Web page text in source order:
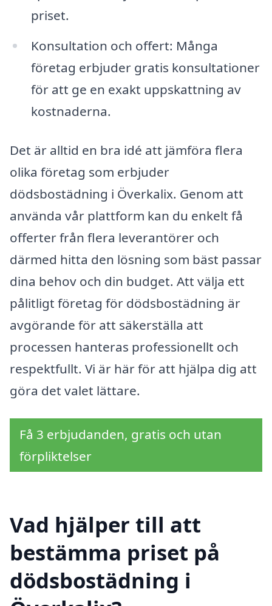
priset.
Konsultation och offert: Många
företag erbjuder gratis konsultationer
för att ge en exakt uppskattning av
kostnaderna.
Det är alltid en bra idé att jämföra flera
olika företag som erbjuder
dödsbostädning i Överkalix. Genom att
använda vår plattform kan du enkelt få
offerter från flera leverantörer och
därmed hitta den lösning som bäst passar
dina behov och din budget. Att välja ett
pålitligt företag för dödsbostädning är
avgörande för att säkerställa att
processen hanteras professionellt och
respektfullt. Vi är här för att hjälpa dig att
göra det valet lättare.
Få 3 erbjudanden, gratis och utan
förpliktelser
Vad hjälper till att
bestämma priset på
dödsbostädning i